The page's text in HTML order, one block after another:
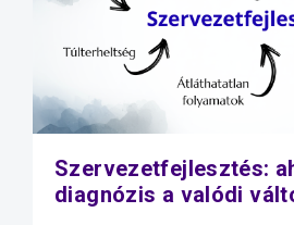
Szervezetfejlesztés:
diagnózis a valódi